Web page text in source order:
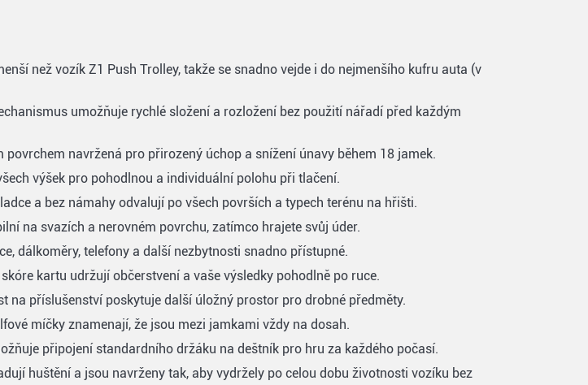
než vozík Z1 Push Trolley, takže se snadno vejde i do nejmenšího kufru auta (v
umožňuje rychlé složení a rozložení bez použití nářadí před každým
povrchem navržená pro přirozený úchop a snížení únavy během 18 jamek.
výšek pro pohodlnou a individuální polohu při tlačení.
a bez námahy odvalují po všech površích a typech terénu na hřišti.
na svazích a nerovném povrchu, zatímco hrajete svůj úder.
dálkoměry, telefony a další nezbytnosti snadno přístupné.
kartu udržují občerstvení a vaše výsledky pohodlně po ruce.
na příslušenství poskytuje další úložný prostor pro drobné předměty.
míčky znamenají, že jsou mezi jamkami vždy na dosah.
připojení standardního držáku na deštník pro hru za každého počasí.
huštění a jsou navrženy tak, aby vydržely po celou dobu životnosti vozíku bez